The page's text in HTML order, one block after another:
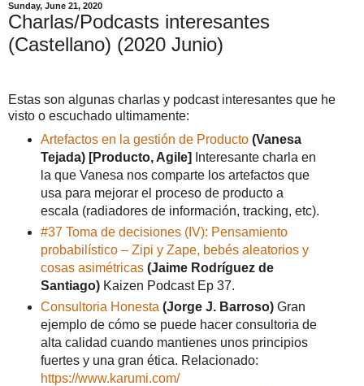
Sunday, June 21, 2020
Charlas/Podcasts interesantes
(Castellano) (2020 Junio)
Estas son algunas charlas y podcast interesantes que he
visto o escuchado ultimamente:
Artefactos en la gestión de Producto (Vanesa
Tejada) [Producto, Agile] Interesante charla en
la que Vanesa nos comparte los artefactos que
usa para mejorar el proceso de producto a
escala (radiadores de información, tracking, etc).
#37 Toma de decisiones (IV): Pensamiento
probabilístico – Zipi y Zape, bebés aleatorios y
cosas asimétricas (Jaime Rodríguez de
Santiago)Kaizen Podcast Ep 37.
Consultoria Honesta (Jorge J. Barroso)Gran
ejemplo de cómo se puede hacer consultoria de
alta calidad cuando mantienes unos principios
fuertes y una gran ética. Relacionado:
https://www.karumi.com/